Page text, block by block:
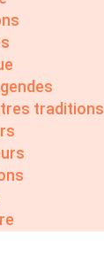
traditions